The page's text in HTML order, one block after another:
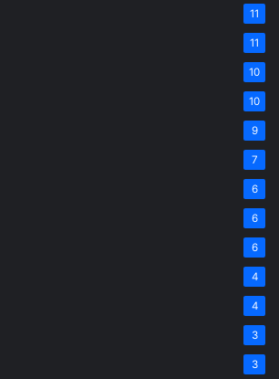
11
11
10
10
9
7
6
6
6
4
4
3
3